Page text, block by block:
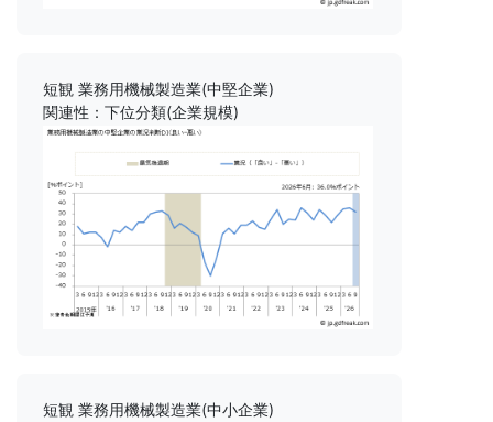
短観 業務用機械製造業(中堅企業)
関連性：下位分類(企業規模)
短観 業務用機械製造業(中小企業)